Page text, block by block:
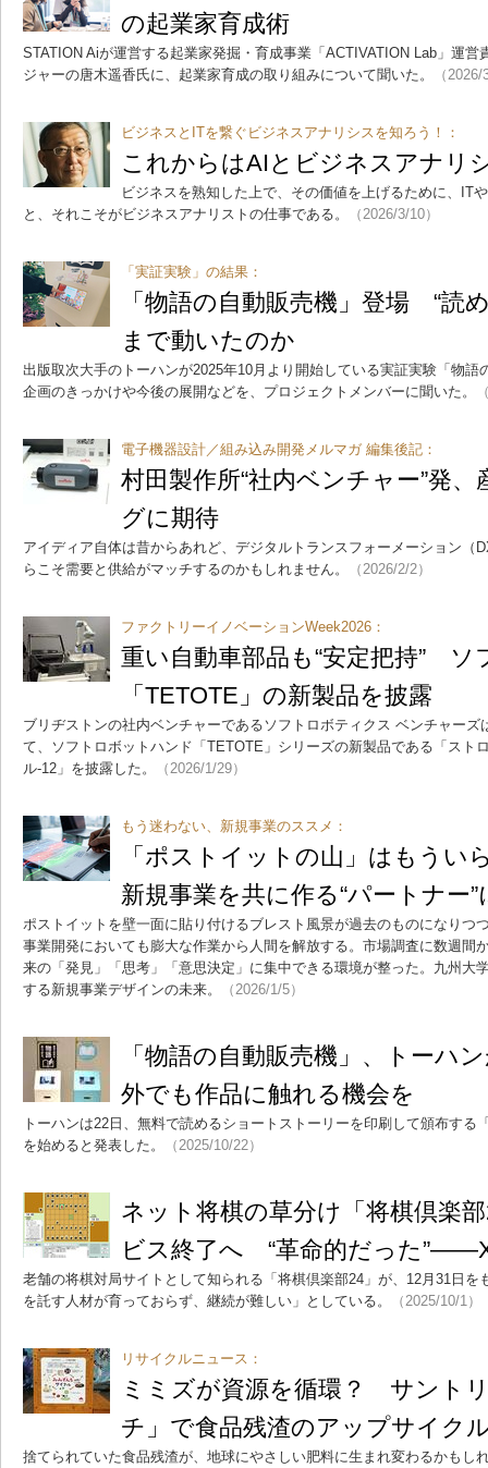
の起業家育成術
STATION Aiが運営する起業家発掘・育成事業「ACTIVATION Lab」運
ジャーの唐木遥香氏に、起業家育成の取り組みについて聞いた。
（
ビジネスとITを繋ぐビジネスアナリシスを知ろう！：
これからはAIとビジネスアナリ
ビジネスを熟知した上で、その価値を上げるために、IT
と、それこそがビジネスアナリストの仕事である。
（2026/3/10）
「実証実験」の結果：
「物語の自動販売機」登場 “読
まで動いたのか
出版取次大手のトーハンが2025年10月より開始している実証実験「物語
企画のきっかけや今後の展開などを、プロジェクトメンバーに聞いた。
電子機器設計／組み込み開発メルマガ 編集後記：
村田製作所“社内ベンチャー”発
グに期待
アイディア自体は昔からあれど、デジタルトランスフォーメーション（
らこそ需要と供給がマッチするのかもしれません。
（2026/2/2）
ファクトリーイノベーションWeek2026：
重い自動車部品も“安定把持” ソ
「TETOTE」の新製品を披露
ブリヂストンの社内ベンチャーであるソフトロボティクス ベンチャー
て、ソフトロボットハンド「TETOTE」シリーズの新製品である「スト
ル-12」を披露した。
（2026/1/29）
もう迷わない、新規事業のススメ：
「ポストイットの山」はもう
新規事業を共に作る“パートナー
ポストイットを壁一面に貼り付けるブレスト風景が過去のものになりつ
事業開発においても膨大な作業から人間を解放する。市場調査に数週間
来の「発見」「思考」「意思決定」に集中できる環境が整った。九州大
する新規事業デザインの未来。
（2026/1/5）
「物語の自動販売機」、トーハ
外でも作品に触れる機会を
トーハンは22日、無料で読めるショートストーリーを印刷して頒布する
を始めると発表した。
（2025/10/22）
ネット将棋の草分け「将棋倶楽
ビス終了へ “革命的だった
老舗の将棋対局サイトとして知られる「将棋倶楽部24」が、12月31日を
を託す人材が育っておらず、継続が難しい」としている。
（2025/10/1）
リサイクルニュース：
ミミズが資源を循環？ サント
チ」で食品残渣のアップサイク
捨てられていた食品残渣が、地球にやさしい肥料に生まれ変わるかもし